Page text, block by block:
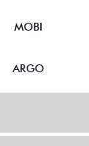
MOBI
ARGO